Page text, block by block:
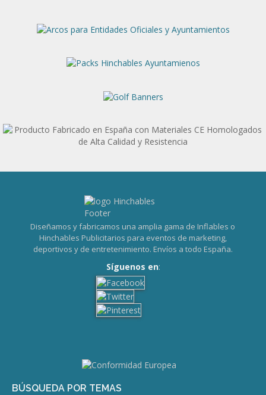
Diseñamos y fabricamos una amplia gama de Inflables o
Hinchables Publicitarios para eventos de marketing,
deportivos y de entretenimiento. Envíos a todo España.
Síguenos en:
BÚSQUEDA POR TEMAS